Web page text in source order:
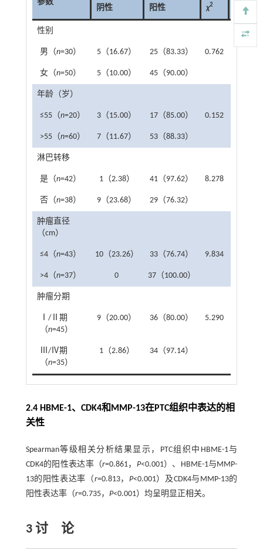
参数
阴性 阳性 χ2
性别
男（n=30） 5（16.67） 25（83.33） 0.762
女（n=50） 5（10.00） 45（90.00）
年龄（岁）
≤55（n=20） 3（15.00） 17（85.00） 0.152
>55（n=60） 7（11.67） 53（88.33）
淋巴转移
是（n=42） 1（2.38） 41（97.62） 8.278
否（n=38） 9（23.68） 29（76.32）
肿瘤直径
（cm）
≤4（n=43） 10（23.26） 33（76.74） 9.834
>4（n=37） 0 37（100.00）
肿瘤分期
Ⅰ/Ⅱ期
（n=45）
9（20.00） 36（80.00） 5.290
Ⅲ/Ⅳ期
（n=35）
1（2.86） 34（97.14）
2.4 HBME-1、CDK4和MMP-13在PTC组织中表达的相
关性
Spearman等级相关分析结果显示，PTC组织中HBME-1与
CDK4的阳性表达率（r=0.861， P<0.001）、HBME-1与MMP-
13的阳性表达率（r=0.813， P<0.001）及CDK4与MMP-13的
阳性表达率（r=0.735， P<0.001）均呈明显正相关。
3 讨 论